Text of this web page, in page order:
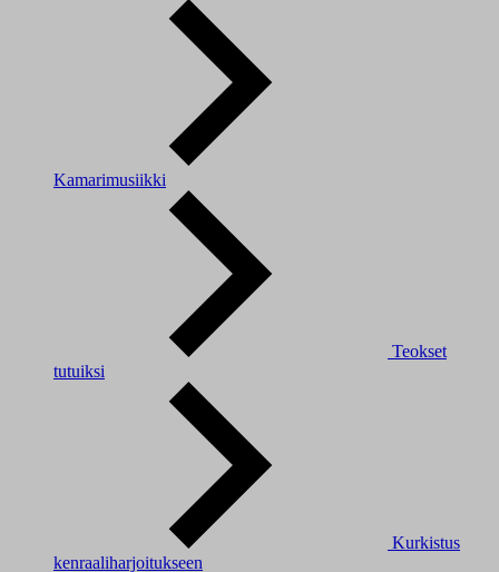
Kamarimusiikki
Teokset
tutuiksi
Kurkistus
kenraaliharjoitukseen